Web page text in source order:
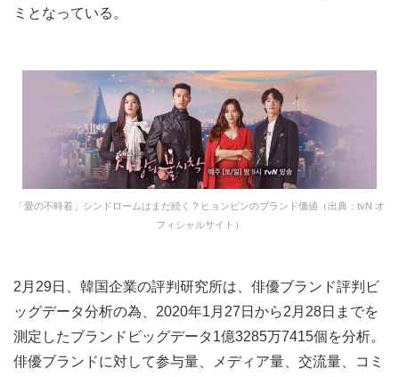
ミとなっている。
「愛の不時着」シンドロームはまだ続く？ヒョンビンのブランド価値（出典：tvN オ
フィシャルサイト）
2月29日、韓国企業の評判研究所は、俳優ブランド評判ビ
ッグデータ分析の為、2020年1月27日から2月28日までを
測定したブランドビッグデータ1億3285万7415個を分析。
俳優ブランドに対して参与量、メディア量、交流量、コミ